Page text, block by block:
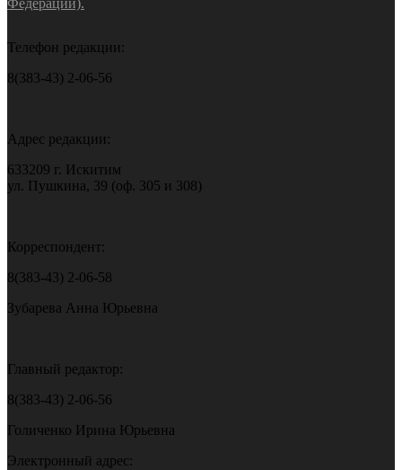
Федерации).
Телефон редакции:
8(383-43) 2-06-56
Адрес редакции:
633209 г. Искитим
ул. Пушкина, 39 (оф. 305 и 308)
Корреспондент:
8(383-43) 2-06-58
Зубарева Анна Юрьевна
Главный редактор:
8(383-43) 2-06-56
Голиченко Ирина Юрьевна
Электронный адрес: